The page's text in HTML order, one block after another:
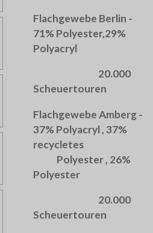
Flachgewebe Berlin -
71% Polyester,29%
Polyacryl
20.000
Scheuertouren
Flachgewebe Amberg -
37% Polyacryl , 37%
recycletes
Polyester , 26%
Polyester
20.000
Scheuertouren